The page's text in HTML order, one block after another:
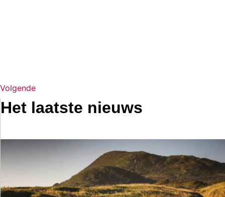
Volgende
Het laatste nieuws